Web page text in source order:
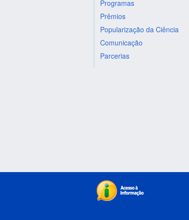
Programas
Prêmios
Popularização da Ciência
Comunicação
Parcerias